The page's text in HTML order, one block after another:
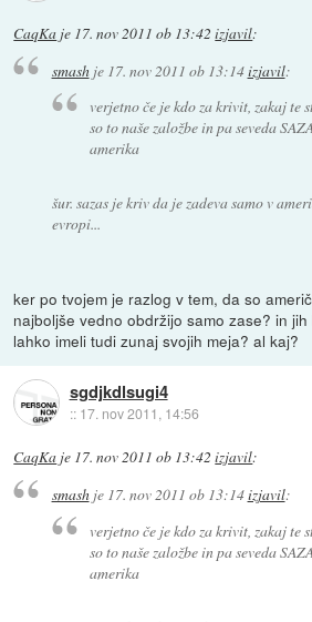
CaqKa je 17. nov 2011 ob 13:42 izjavil:
smashje 17. nov 2011 ob 13:14izjavil:
verjetno če je kdo za krivit, zakaj te
so to naše založbe in pa seveda
amerika
šur. sazas je kriv da je zadeva samo v
evropi...
ker po tvojem je razlog v tem, da so
najboljše vedno obdržijo samo zase? in
lahko imeli tudi zunaj svojih meja? al kaj?
sgdjkdlsugi4
:: 17. nov 2011, 14:56
CaqKa je 17. nov 2011 ob 13:42 izjavil:
smashje 17. nov 2011 ob 13:14izjavil:
verjetno če je kdo za krivit, zakaj te
so to naše založbe in pa seveda
amerika